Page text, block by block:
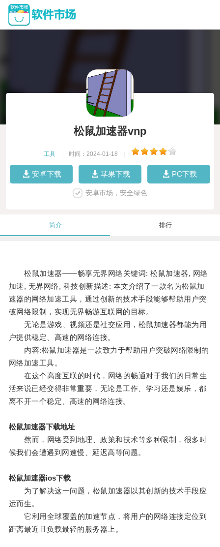
松鼠加速器vnp
工具 时间：2024-01-18
安卓下载 苹果下载 PC下载
安卓市场，安全绿色
简介 排行
松鼠加速器——畅享无界网络关键词: 松鼠加速器, 网络
加速, 无界网络, 科技创新描述: 本文介绍了一款名为松鼠加
速器的网络加速工具，通过创新的技术手段能够帮助用户突
破网络限制，实现无界畅游互联网的目标。
无论是游戏、视频还是社交应用，松鼠加速器都能为用
户提供稳定、高速的网络连接。
内容:松鼠加速器是一款致力于帮助用户突破网络限制的
网络加速工具。
在这个高度互联的时代，网络的畅通对于我们的日常生
活来说已经变得非常重要，无论是工作、学习还是娱乐，都
离不开一个稳定、高速的网络连接。
松鼠加速器下载地址
然而，网络受到地理、政策和技术等多种限制，很多时
候我们会遭遇到网速慢、延迟高等问题。
松鼠加速器ios下载
为了解决这一问题，松鼠加速器以其创新的技术手段应
运而生。
它利用全球覆盖的加速节点，将用户的网络连接定位到
距离最近且负载最轻的服务器上。